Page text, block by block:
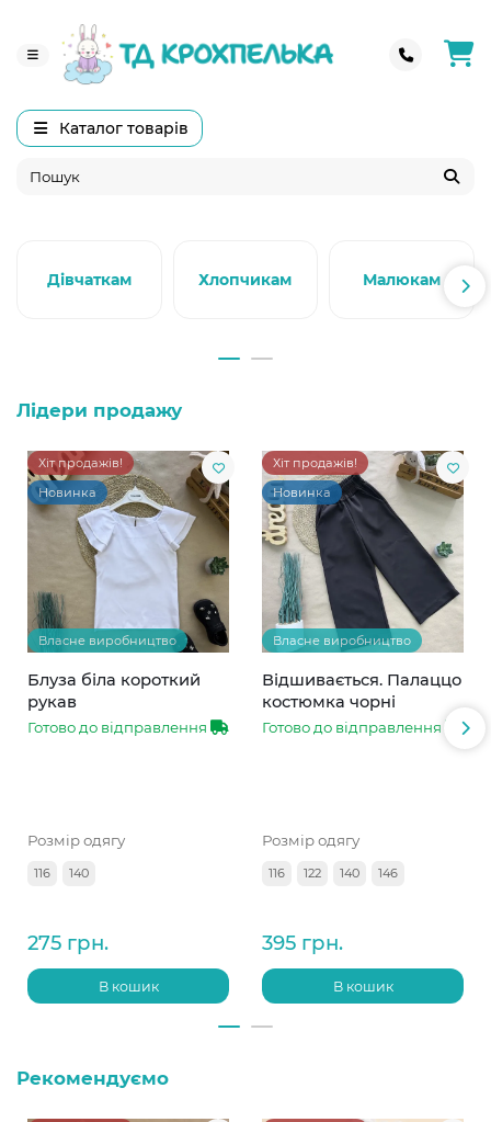
Каталог товарів
Дівчаткам Хлопчикам Малюкам
Лідери продажу
Хіт продажів!
Новинка
Власне виробництво
Блуза біла короткий
рукав
Готово до відправлення
Розмір одягу
116 140
275 грн.
В кошик
Хіт продажів!
Новинка
Власне виробництво
Відшивається. Палаццо
костюмка чорні
Готово до відправлення
Розмір одягу
116 122 140 146
395 грн.
В кошик
Рекомендуємо